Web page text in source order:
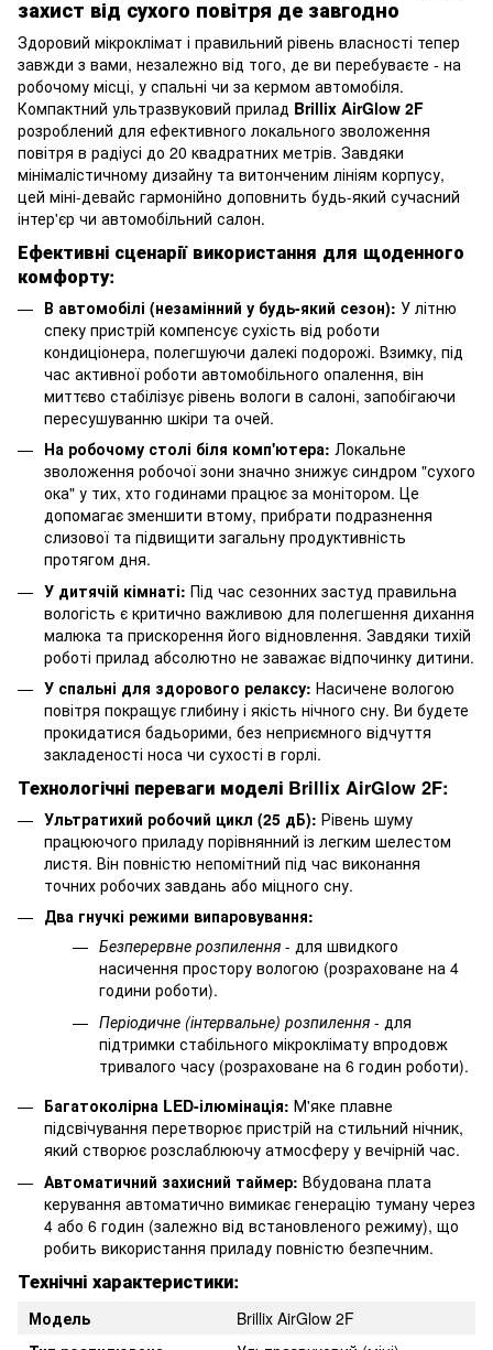
захист від сухого повітря де завгодно
Здоровий мікроклімат і правильний рівень власності тепер
завжди з вами, незалежно від того, де ви перебуваєте - на
робочому місці, у спальні чи за кермом автомобіля.
Компактний ультразвуковий прилад Brillix AirGlow 2F
розроблений для ефективного локального зволоження
повітря в радіусі до 20 квадратних метрів. Завдяки
мінімалістичному дизайну та витонченим лініям корпусу,
цей міні-девайс гармонійно доповнить будь-який сучасний
інтер'єр чи автомобільний салон.
Ефективні сценарії використання для щоденного
комфорту:
В автомобілі (незамінний у будь-який сезон): У літню
спеку пристрій компенсує сухість від роботи
кондиціонера, полегшуючи далекі подорожі. Взимку, під
час активної роботи автомобільного опалення, він
миттєво стабілізує рівень вологи в салоні, запобігаючи
пересушуванню шкіри та очей.
На робочому столі біля комп'ютера: Локальне
зволоження робочої зони значно знижує синдром "сухого
ока" у тих, хто годинами працює за монітором. Це
допомагає зменшити втому, прибрати подразнення
слизової та підвищити загальну продуктивність
протягом дня.
У дитячій кімнаті: Під час сезонних застуд правильна
вологість є критично важливою для полегшення дихання
малюка та прискорення його відновлення. Завдяки тихій
роботі прилад абсолютно не заважає відпочинку дитини.
У спальні для здорового релаксу: Насичене вологою
повітря покращує глибину і якість нічного сну. Ви будете
прокидатися бадьорими, без неприємного відчуття
закладеності носа чи сухості в горлі.
Технологічні переваги моделі Brillix AirGlow 2F:
Ультратихий робочий цикл (25 дБ): Рівень шуму
працюючого приладу порівнянний із легким шелестом
листя. Він повністю непомітний під час виконання
точних робочих завдань або міцного сну.
Два гнучкі режими випаровування:
Безперервне розпилення - для швидкого
насичення простору вологою (розраховане на 4
години роботи).
Періодичне (інтервальне) розпилення - для
підтримки стабільного мікроклімату впродовж
тривалого часу (розраховане на 6 годин роботи).
Багатоколірна LED-ілюмінація: М'яке плавне
підсвічування перетворює пристрій на стильний нічник,
який створює розслаблюючу атмосферу у вечірній час.
Автоматичний захисний таймер: Вбудована плата
керування автоматично вимикає генерацію туману через
4 або 6 годин (залежно від встановленого режиму), що
робить використання приладу повністю безпечним.
Технічні характеристики:
Модель
Brillix AirGlow 2F